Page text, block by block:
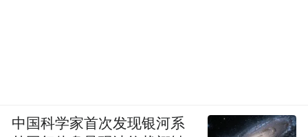
中国科学家首次发现银河系